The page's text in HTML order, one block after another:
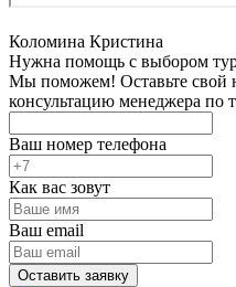
Коломина Кристина
Нужна помощь с выбором
Мы поможем! Оставьте свой
консультацию менеджера по
Ваш номер телефона
Как вас зовут
Ваш email